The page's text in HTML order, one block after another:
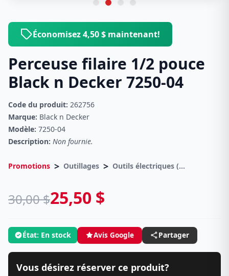
Économisez 4,50 $ maintenant!
Perceuse filaire 1/2 pouce
Black n Decker 7250-04
Code du produit: 262756
Marque: Black n Decker
Modèle: 7250-04
Description: Non fournie.
Promotions > Outillages > Outils électriques (Liquidation Finale)
30,00 $25,50 $
État: En stock Avis Google Partager
Vous désirez réserver ce produit?